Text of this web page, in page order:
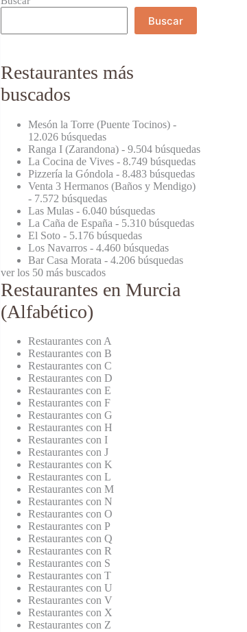
Buscar
Restaurantes más
buscados
Mesón la Torre (Puente Tocinos) -
12.026 búsquedas
Ranga I (Zarandona) - 9.504 búsquedas
La Cocina de Vives - 8.749 búsquedas
Pizzería la Góndola - 8.483 búsquedas
Venta 3 Hermanos (Baños y Mendigo)
- 7.572 búsquedas
Las Mulas - 6.040 búsquedas
La Caña de España - 5.310 búsquedas
El Soto - 5.176 búsquedas
Los Navarros - 4.460 búsquedas
Bar Casa Morata - 4.206 búsquedas
ver los 50 más buscados
Restaurantes en Murcia
(Alfabético)
Restaurantes con A
Restaurantes con B
Restaurantes con C
Restaurantes con D
Restaurantes con E
Restaurantes con F
Restaurantes con G
Restaurantes con H
Restaurantes con I
Restaurantes con J
Restaurantes con K
Restaurantes con L
Restaurantes con M
Restaurantes con N
Restaurantes con O
Restaurantes con P
Restaurantes con Q
Restaurantes con R
Restaurantes con S
Restaurantes con T
Restaurantes con U
Restaurantes con V
Restaurantes con X
Restaurantes con Z